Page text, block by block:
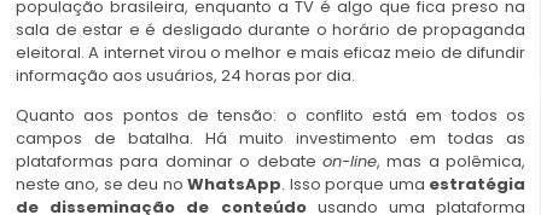
população brasileira, enquanto a TV é algo que fica preso na
sala de estar e é desligado durante o horário de propaganda
eleitoral. A internet virou o melhor e mais eficaz meio de difundir
informação aos usuários, 24 horas por dia.
Quanto aos pontos de tensão: o conflito está em todos os
campos de batalha. Há muito investimento em todas as
plataformas para dominar o debate on-line, mas a polêmica,
neste ano, se deu noWhatsApp. Isso porque uma estratégia
de disseminação de conteúdousando uma plataforma